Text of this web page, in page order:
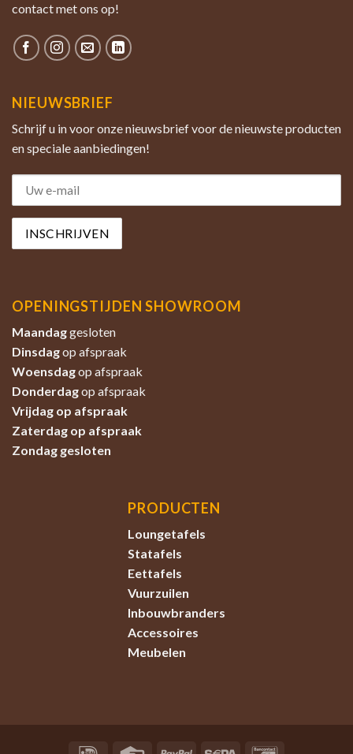
contact met ons op!
NIEUWSBRIEF
Schrijf u in voor onze nieuwsbrief voor de nieuwste producten
en speciale aanbiedingen!
OPENINGSTIJDEN SHOWROOM
Maandaggesloten
Dinsdagop afspraak
Woensdagop afspraak
Donderdagop afspraak
Vrijdag op afspraak
Zaterdag op afspraak
Zondag gesloten
PRODUCTEN
Loungetafels
Statafels
Eettafels
Vuurzuilen
Inbouwbranders
Accessoires
Meubelen